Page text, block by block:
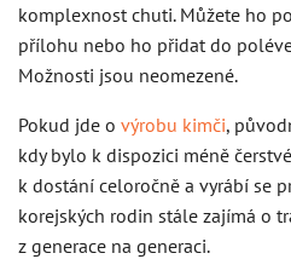
komplexnost chuti. Můžete ho
přílohu nebo ho přidat do
Možnosti jsou neomezené.
Pokud jde o výrobu kimči,
kdy bylo k dispozici méně
k dostání celoročně a vyrábí se
korejských rodin stále zajímá o
z generace na generaci.